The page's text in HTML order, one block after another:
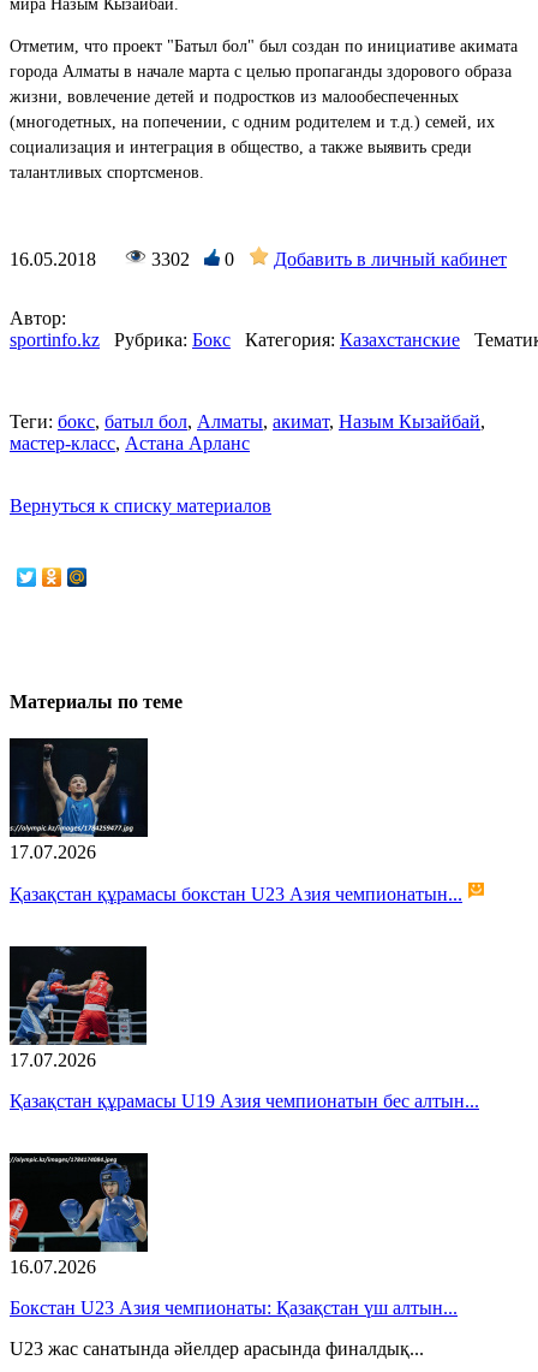
мира Назым Кызайбай.
Отметим, что проект "Батыл бол" был создан по инициативе акимата
города Алматы в начале марта с целью пропаганды здорового образа
жизни, вовлечение детей и подростков из малообеспеченных
(многодетных, на попечении, с одним родителем и т.д.) семей, их
социализация и интеграция в общество, а также выявить среди
талантливых спортсменов.
16.05.2018 3302 0 Добавить в личный кабинет
Автор:
sportinfo.kz
Рубрика: Бокс Категория: Казахстанские
Теги: бокс, батыл бол, Алматы, акимат, Назым Кызайбай,
мастер-класс, Астана Арланс
Вернуться к списку материалов
Материалы по теме
17.07.2026
Қазақстан құрамасы бокстан U23 Азия чемпионатын...
17.07.2026
Қазақстан құрамасы U19 Азия чемпионатын бес алтын...
16.07.2026
Бокстан U23 Азия чемпионаты: Қазақстан үш алтын...
U23 жас санатында әйелдер арасында финалдық...